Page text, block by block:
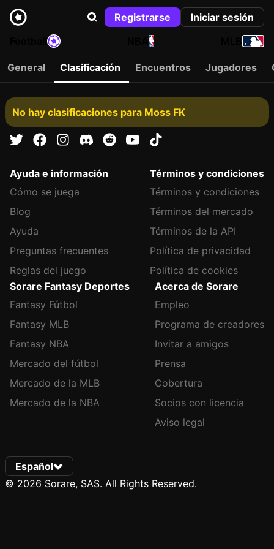
Registrarse
Iniciar sesión
NBA
General Clasificación Encuentros Jugadores
No hay clasificaciones para Moss FK
Ayuda e información
Cómo se juega
Blog
Ayuda
Preguntas frecuentes
Reglas del juego
Términos y condiciones
Términos y condiciones
Términos del mercado
Términos de la API
Política de privacidad
Política de cookies
Sorare Fantasy Deportes
Fantasy Fútbol
Fantasy MLB
Fantasy NBA
Mercado del fútbol
Mercado de la MLB
Mercado de la NBA
Acerca de Sorare
Empleo
Programa de creadores
Invitar a amigos
Prensa
Cobertura
Socios con licencia
Aviso legal
Español
© 2026 Sorare, SAS. All Rights Reserved.